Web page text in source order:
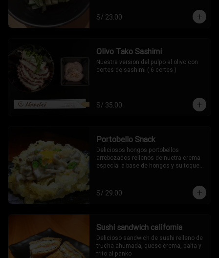
S/ 23.00
Olivo Tako Sashimi
Nuestra version del pulpo al olivo con
cortes de sashimi ( 6 cortes )
S/ 35.00
Portobello Snack
Deliciosos hongos portobellos
arrebozados rellenos de nuetra crema
especial a base de hongos y su toque
S/ 29.00
Sushi sandwich california
Delicioso sandwich de sushi relleno de
trucha ahumada, queso crema, palta y
frito al panko